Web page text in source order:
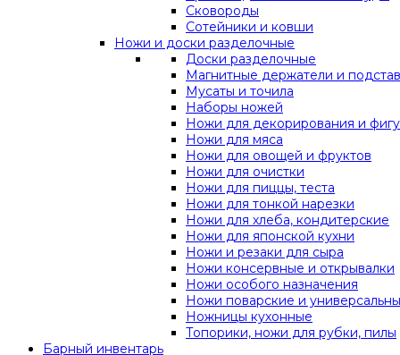
Сковороды
Сотейники и ковши
Ножи и доски разделочные
Доски разделочные
Магнитные держатели и
Мусаты и точила
Наборы ножей
Ножи для декорирования и
Ножи для мяса
Ножи для овощей и фруктов
Ножи для очистки
Ножи для пиццы, теста
Ножи для тонкой нарезки
Ножи для хлеба, кондитерские
Ножи для японской кухни
Ножи и резаки для сыра
Ножи консервные и открывалки
Ножи особого назначения
Ножи поварские и
Ножницы кухонные
Топорики, ножи для рубки, пилы
Барный инвентарь